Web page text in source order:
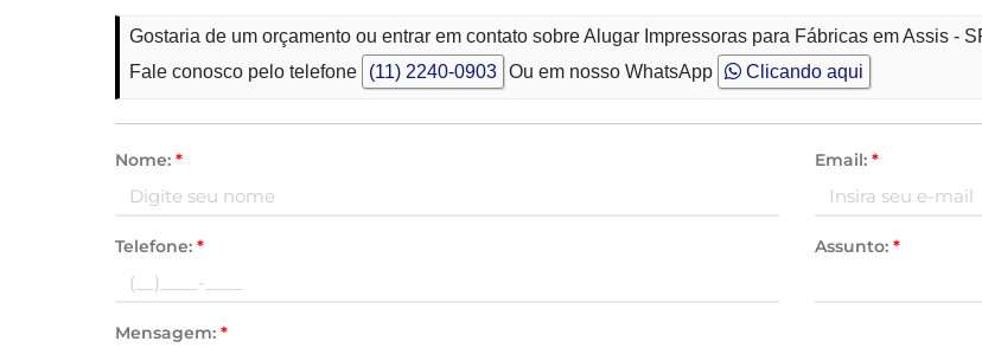
Gostaria de um orçamento ou entrar em contato sobre Alugar Impressoras para Fábricas em Assis -
Fale conosco pelo telefone
(11) 2240-0903 Ou em nosso WhatsApp Clicando aqui
Nome:* Email: *
Telefone:* Assunto: *
Mensagem:*